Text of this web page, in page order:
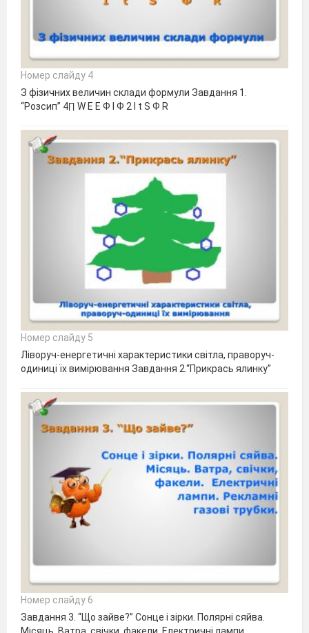
Номер слайду 4
З фізичних величин склади формули Завдання 1.
“Розсип” 4∏ W E E Ф I Ф 2 I t S Ф R
Номер слайду 5
Ліворуч-енергетичні характеристики світла, праворуч-
одиниці їх вимірювання Завдання 2.“Прикрась ялинку”
Номер слайду 6
Завдання 3. “Що зайве?” Сонце і зірки. Полярні сяйва.